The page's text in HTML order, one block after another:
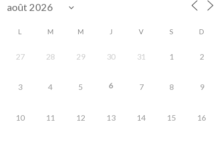
L M M J V S D
27 28 29 30 31 1 2
3 4 5 6 7 8 9
10 11 12 13 14 15 16